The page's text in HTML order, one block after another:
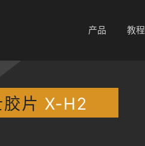
产品 教程
片 X-H2